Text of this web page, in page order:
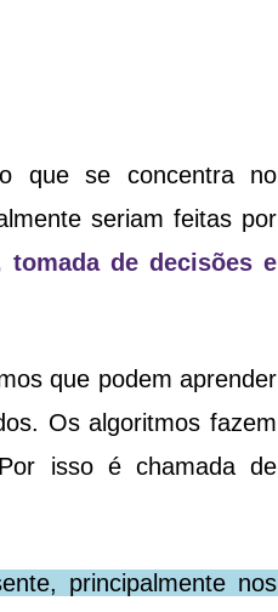
que se concentra no
seriam feitas por
tomada de decisões e
que podem aprender
Os algoritmos fazem
isso é chamada de
principalmente nos